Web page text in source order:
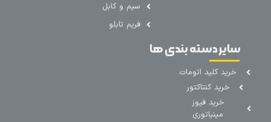
سیم و کابل
فریم تابلو
سایر دسته بندی ها
خرید کلید اتومات
خرید کنتاکتور
خرید فیوز
مینیاتوری